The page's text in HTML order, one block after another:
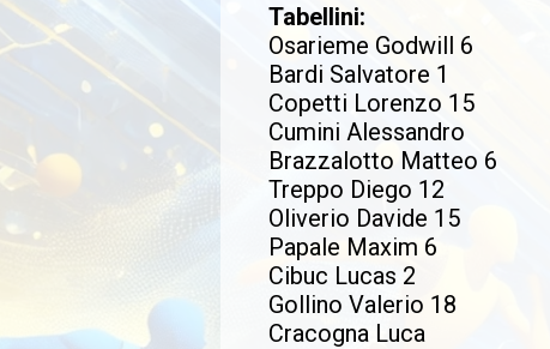
Tabellini:
Osarieme Godwill 6
Bardi Salvatore 1
Copetti Lorenzo 15
Cumini Alessandro
Brazzalotto Matteo 6
Treppo Diego 12
Oliverio Davide 15
Papale Maxim 6
Cibuc Lucas 2
Gollino Valerio 18
Cracogna Luca